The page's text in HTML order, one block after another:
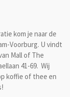
kom je naar de
Voorburg. U vindt
Mall of The
41-69. Wij
koffie of thee en